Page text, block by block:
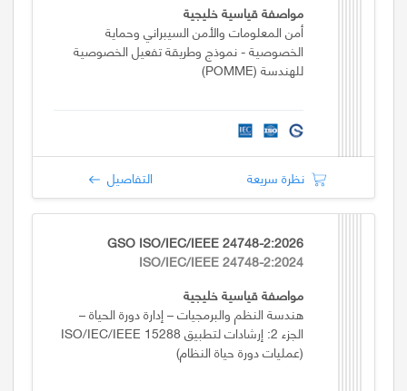
مواصفة قياسية خليجية
أمن المعلومات والأمن السيبراني وحماية
الخصوصية - نموذج وطريقة تفعيل الخصوصية
للهندسة (POMME)
نظرة سريعة التفاصيل
GSO ISO/IEC/IEEE 24748-2:2026
ISO/IEC/IEEE 24748-2:2024
مواصفة قياسية خليجية
هندسة النظم والبرمجيات – إدارة دورة الحياة –
الجزء 2: إرشادات لتطبيق ISO/IEC/IEEE 15288
(عمليات دورة حياة النظام)